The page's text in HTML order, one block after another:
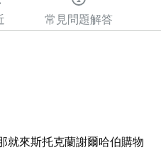
常見問題解答
就來斯托克蘭謝爾哈伯購物